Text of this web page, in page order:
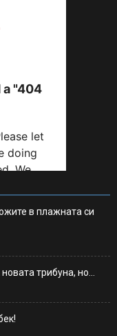
в плажната си
трибуна, но…